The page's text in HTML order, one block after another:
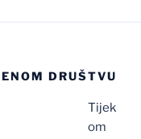
DRUŠTVU
Tijek
om